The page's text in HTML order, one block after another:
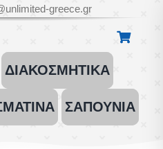
greece.gr
ΔΙΑΚΟΣΜΗΤΙΚΑ
ΣΑΠΟΥΝΙΑ